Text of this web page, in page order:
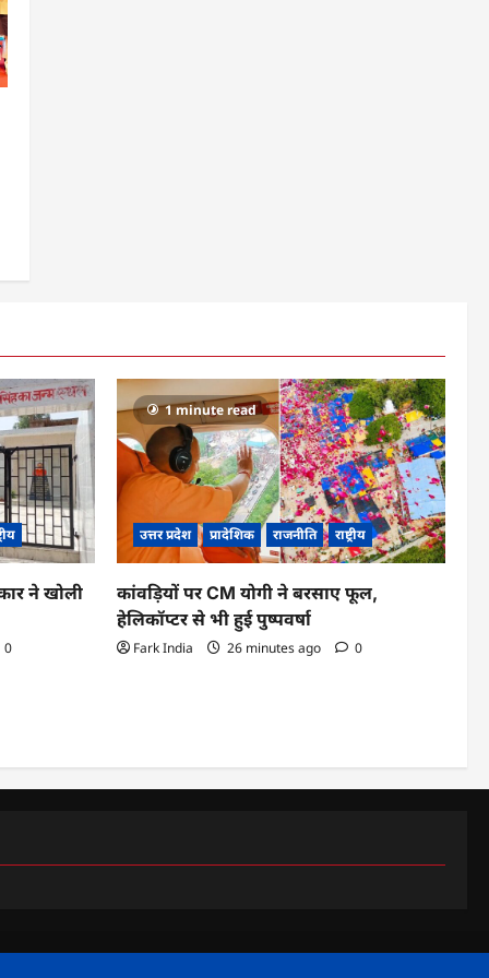
ने खोली
0
1 minute read
उत्तर प्रदेश प्रादेशिक राजनीति राष्ट्रीय
कांवड़ियों पर CM योगी ने बरसाए फूल,
हेलिकॉप्टर से भी हुई पुष्पवर्षा
Fark India 26 minutes ago 0